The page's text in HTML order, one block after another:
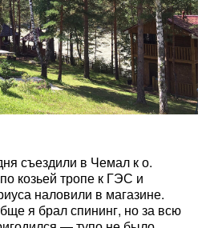
съездили в Чемал к о.
козьей тропе к ГЭС и
наловили в магазине.
я брал спининг, но за всю